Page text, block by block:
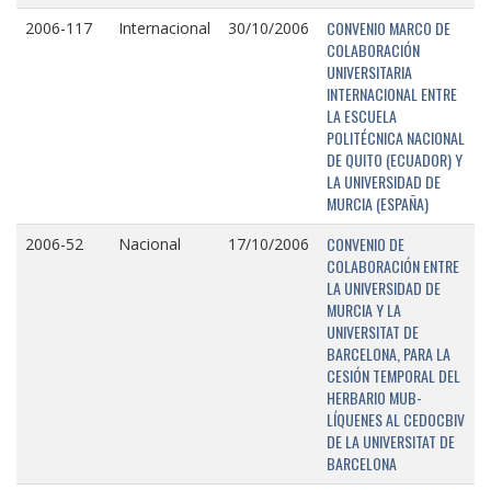
2006-117 Internacional 30/10/2006
CONVENIO MARCO DE
COLABORACIÓN
UNIVERSITARIA
INTERNACIONAL ENTRE
LA ESCUELA
POLITÉCNICA NACIONAL
DE QUITO (ECUADOR) Y
LA UNIVERSIDAD DE
MURCIA (ESPAÑA)
2006-52 Nacional 17/10/2006
CONVENIO DE
COLABORACIÓN ENTRE
LA UNIVERSIDAD DE
MURCIA Y LA
UNIVERSITAT DE
BARCELONA, PARA LA
CESIÓN TEMPORAL DEL
HERBARIO MUB-
LÍQUENES AL CEDOCBIV
DE LA UNIVERSITAT DE
BARCELONA